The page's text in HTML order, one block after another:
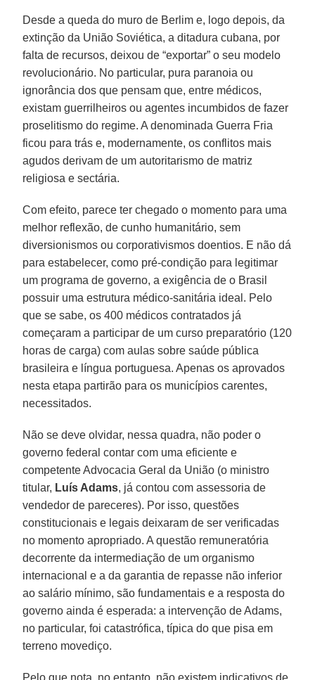
Desde a queda do muro de Berlim e, logo depois, da
extinção da União Soviética, a ditadura cubana, por
falta de recursos, deixou de “exportar” o seu modelo
revolucionário. No particular, pura paranoia ou
ignorância dos que pensam que, entre médicos,
existam guerrilheiros ou agentes incumbidos de fazer
proselitismo do regime. A denominada Guerra Fria
ficou para trás e, modernamente, os conflitos mais
agudos derivam de um autoritarismo de matriz
religiosa e sectária.
Com efeito, parece ter chegado o momento para uma
melhor reflexão, de cunho humanitário, sem
diversionismos ou corporativismos doentios. E não dá
para estabelecer, como pré-condição para legitimar
um programa de governo, a exigência de o Brasil
possuir uma estrutura médico-sanitária ideal. Pelo
que se sabe, os 400 médicos contratados já
começaram a participar de um curso preparatório (120
horas de carga) com aulas sobre saúde pública
brasileira e língua portuguesa. Apenas os aprovados
nesta etapa partirão para os municípios carentes,
necessitados.
Não se deve olvidar, nessa quadra, não poder o
governo federal contar com uma eficiente e
competente Advocacia Geral da União (o ministro
titular, Luís Adams, já contou com assessoria de
vendedor de pareceres). Por isso, questões
constitucionais e legais deixaram de ser verificadas
no momento apropriado. A questão remuneratória
decorrente da intermediação de um organismo
internacional e a da garantia de repasse não inferior
ao salário mínimo, são fundamentais e a resposta do
governo ainda é esperada: a intervenção de Adams,
no particular, foi catastrófica, típica do que pisa em
terreno movediço.
Pelo que nota, no entanto, não existem indicativos de